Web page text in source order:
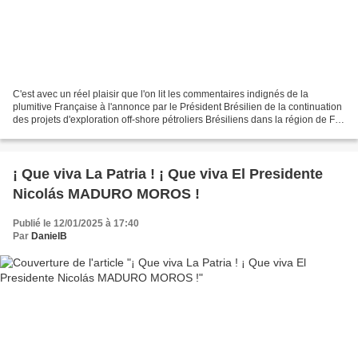
C'est avec un réel plaisir que l'on lit les commentaires indignés de la
plumitive Française à l'annonce par le Président Brésilien de la continuation
des projets d'exploration off-shore pétroliers Brésiliens dans la région de Foz
¡ Que viva La Patria ! ¡ Que viva El Presidente
Nicolás MADURO MOROS !
Publié le 12/01/2025 à 17:40
Par DanielB